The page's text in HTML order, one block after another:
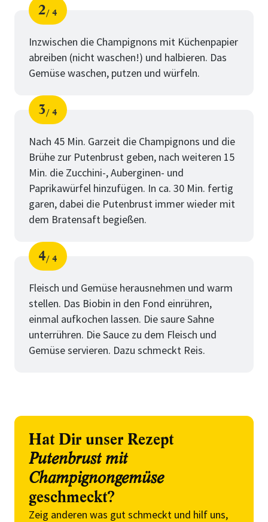
Schritt
2
von
4
Inzwischen die Champignons mit Küchenpapier
abreiben (nicht waschen!) und halbieren. Das
Gemüse waschen, putzen und würfeln.
Schritt
3
von
4
Nach 45 Min. Garzeit die Champignons und die
Brühe zur Putenbrust geben, nach weiteren 15
Min. die Zucchini-, Auberginen- und
Paprikawürfel hinzufügen. In ca. 30 Min. fertig
garen, dabei die Putenbrust immer wieder mit
dem Bratensaft begießen.
Schritt
4
von
4
Fleisch und Gemüse herausnehmen und warm
stellen. Das Biobin in den Fond einrühren,
einmal aufkochen lassen. Die saure Sahne
unterrühren. Die Sauce zu dem Fleisch und
Gemüse servieren. Dazu schmeckt Reis.
Hat Dir unser Rezept
Putenbrust mit
Champignongemüse
geschmeckt?
Zeig anderen was gut schmeckt und hilf uns,